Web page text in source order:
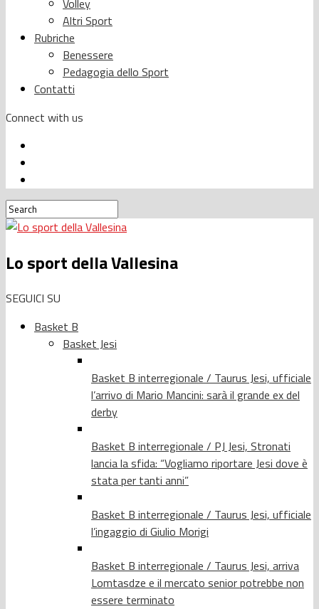
Volley
Altri Sport
Rubriche
Benessere
Pedagogia dello Sport
Contatti
Connect with us
Lo sport della Vallesina
SEGUICI SU
Basket B
Basket Jesi
Basket B interregionale / Taurus Jesi, ufficiale
l’arrivo di Mario Mancini: sarà il grande ex del
derby
Basket B interregionale / PJ Jesi, Stronati
lancia la sfida: “Vogliamo riportare Jesi dove è
stata per tanti anni”
Basket B interregionale / Taurus Jesi, ufficiale
l’ingaggio di Giulio Morigi
Basket B interregionale / Taurus Jesi, arriva
Lomtasdze e il mercato senior potrebbe non
essere terminato